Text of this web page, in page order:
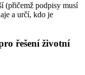
(přičemž podpisy musí
a určí, kdo je
řešení životní